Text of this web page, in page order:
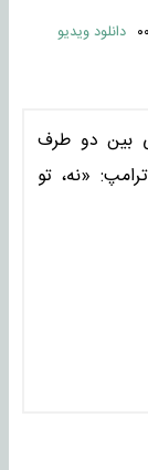
دانلود ویدیو
بین دو طرف
«نه، تو